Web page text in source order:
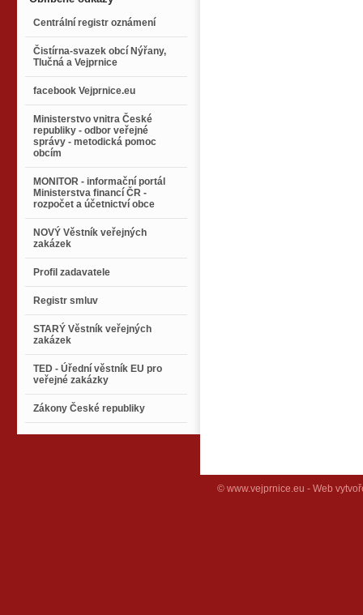
Centrální registr oznámení
Čistírna-svazek obcí Nýřany,
Tlučná a Vejprnice
facebook Vejprnice.eu
Ministerstvo vnitra České
republiky - odbor veřejné
správy - metodická pomoc
obcím
MONITOR - informační portál
Ministerstva financí ČR -
rozpočet a účetnictví obce
NOVÝ Věstník veřejných
zakázek
Profil zadavatele
Registr smluv
STARÝ Věstník veřejných
zakázek
TED - Úřední věstník EU pro
veřejné zakázky
Zákony České republiky
© www.vejprnice.eu - Web